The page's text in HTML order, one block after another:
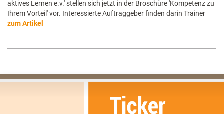
aktives Lernen e.v.' stellen sich jetzt in der Broschüre 'Kompetenz zu
Ihrem Vorteil' vor. Interessierte Auftraggeber finden darin Trainer
zum Artikel